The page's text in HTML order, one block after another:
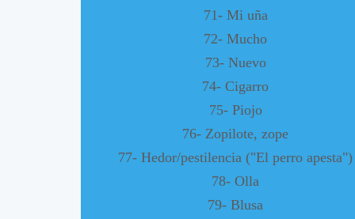
71- Mi uña
72- Mucho
73- Nuevo
74- Cigarro
75- Piojo
76- Zopilote, zope
77- Hedor/pestilencia ("El perro apesta")
78- Olla
79- Blusa